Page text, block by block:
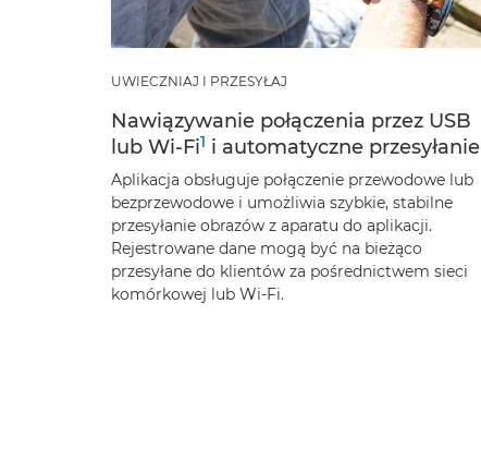
UWIECZNIAJ I PRZESYŁAJ
Nawiązywanie połączenia przez USB
lub Wi-Fi1 i automatyczne przesyłanie
Aplikacja obsługuje połączenie przewodowe lub
bezprzewodowe i umożliwia szybkie, stabilne
przesyłanie obrazów z aparatu do aplikacji.
Rejestrowane dane mogą być na bieżąco
przesyłane do klientów za pośrednictwem sieci
komórkowej lub Wi-Fi.